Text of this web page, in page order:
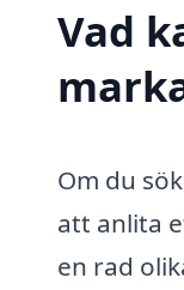
Vad
Om du
att anlita
en rad